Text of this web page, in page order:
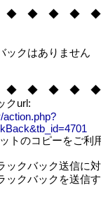
◆ ◆ ◆
ックはありません
◆ ◆ ◆
クurl:
action.php?
トのコピーをご利
ックバック送信に
ックバックを送信